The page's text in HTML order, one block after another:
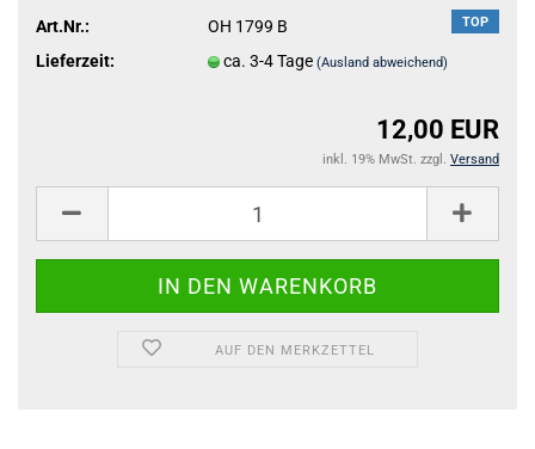
TOP
Art.Nr.:
OH 1799 B
Lieferzeit:
ca. 3-4 Tage(Ausland abweichend)
12,00 EUR
inkl. 19% MwSt. zzgl. Versand
AUF DEN MERKZETTEL